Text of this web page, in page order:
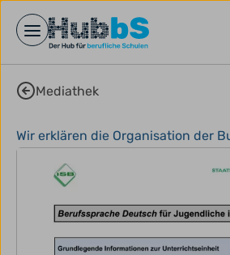
Open main menu
Mediathek
Wir erklären die Organisation der